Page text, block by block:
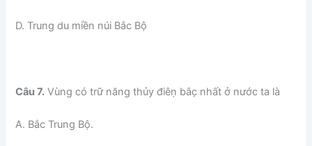
D. Trung du miền núi Bắc Bộ
Câu 7. Vùng có trữ năng thủy điêṇ bâc̣ nhất ở nước ta là
A. Bắc Trung Bộ.